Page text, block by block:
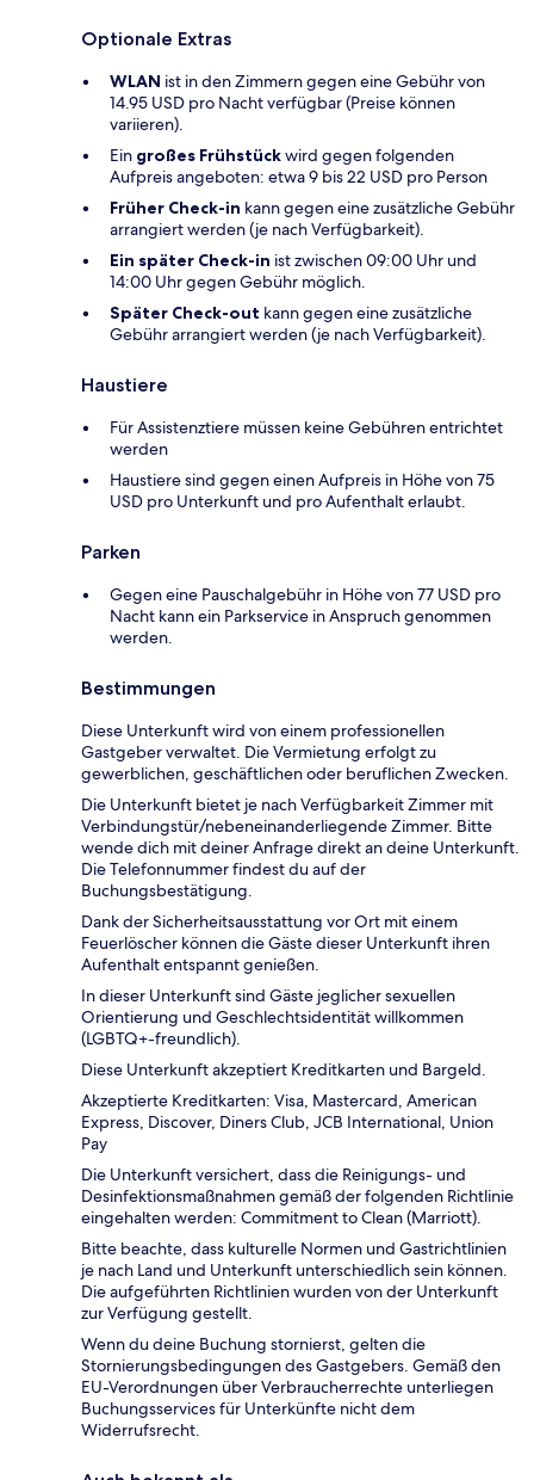
Optionale Extras
WLAN ist in den Zimmern gegen eine Gebühr von
14.95 USD pro Nacht verfügbar (Preise können
variieren).
Ein großes Frühstückwird gegen folgenden
Aufpreis angeboten: etwa 9 bis 22 USD pro Person
Früher Check-in kann gegen eine zusätzliche Gebühr
arrangiert werden (je nach Verfügbarkeit).
Ein später Check-in ist zwischen 09:00 Uhr und
14:00 Uhr gegen Gebühr möglich.
Später Check-out kann gegen eine zusätzliche
Gebühr arrangiert werden (je nach Verfügbarkeit).
Haustiere
Für Assistenztiere müssen keine Gebühren entrichtet
werden
Haustiere sind gegen einen Aufpreis in Höhe von 75
USD pro Unterkunft und pro Aufenthalt erlaubt.
Parken
Gegen eine Pauschalgebühr in Höhe von 77 USD pro
Nacht kann ein Parkservice in Anspruch genommen
werden.
Bestimmungen
Diese Unterkunft wird von einem professionellen
Gastgeber verwaltet. Die Vermietung erfolgt zu
gewerblichen, geschäftlichen oder beruflichen Zwecken.
Die Unterkunft bietet je nach Verfügbarkeit Zimmer mit
Verbindungstür/nebeneinanderliegende Zimmer. Bitte
wende dich mit deiner Anfrage direkt an deine Unterkunft.
Die Telefonnummer findest du auf der
Buchungsbestätigung.
Dank der Sicherheitsausstattung vor Ort mit einem
Feuerlöscher können die Gäste dieser Unterkunft ihren
Aufenthalt entspannt genießen.
In dieser Unterkunft sind Gäste jeglicher sexuellen
Orientierung und Geschlechtsidentität willkommen
(LGBTQ+-freundlich).
Diese Unterkunft akzeptiert Kreditkarten und Bargeld.
Akzeptierte Kreditkarten: Visa, Mastercard, American
Express, Discover, Diners Club, JCB International, Union
Pay
Die Unterkunft versichert, dass die Reinigungs- und
Desinfektionsmaßnahmen gemäß der folgenden Richtlinie
eingehalten werden: Commitment to Clean (Marriott).
Bitte beachte, dass kulturelle Normen und Gastrichtlinien
je nach Land und Unterkunft unterschiedlich sein können.
Die aufgeführten Richtlinien wurden von der Unterkunft
zur Verfügung gestellt.
Wenn du deine Buchung stornierst, gelten die
Stornierungsbedingungen des Gastgebers. Gemäß den
EU-Verordnungen über Verbraucherrechte unterliegen
Buchungsservices für Unterkünfte nicht dem
Widerrufsrecht.